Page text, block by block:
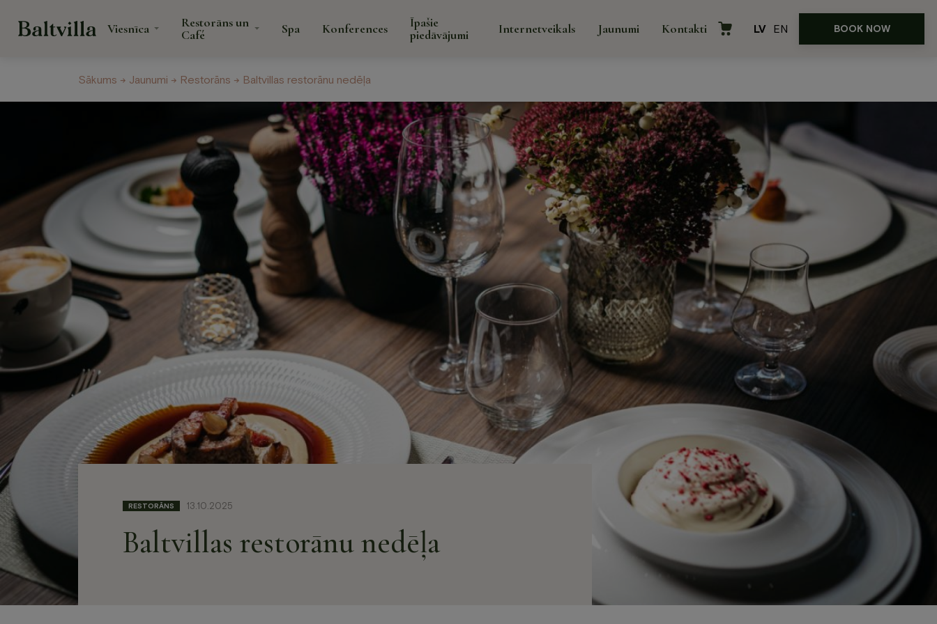
Viesnīca
Restorāns un
Café
Spa Konferences
Īpašie
piedāvājumi
Internetveikals Jaunumi Kontakti LV EN BOOK NOW
Veselības centrs Jaunumi Dāvanu karte Galerija Par mums Kontakti
piedāvājumi
Internetveikals
Viesnīca
Numuri
Atpūtas iespējas
Iespējas viesnīcā
Restorāns un
Café
Restorāns
Svinības un banketi
Krasta Cafe
Spa
Spa procedūras sejai
Rituāli pāriem
Spa masāžas
Spa rituāli
Konferences
BOOK NOW
Sākums → Jaunumi → Restorāns → Baltvillas restorānu nedēļa
RESTORĀNS 13.10.2025
Baltvillas restorānu nedēļa